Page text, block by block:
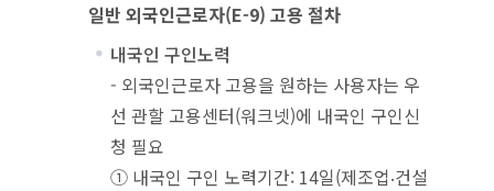
일반 외국인근로자(E-9) 고용 절차
내국인 구인노력
- 외국인근로자 고용을 원하는 사용자는 우
선 관할 고용센터(워크넷)에 내국인 구인신
청 필요
① 내국인 구인 노력기간: 14일(제조업‧건설